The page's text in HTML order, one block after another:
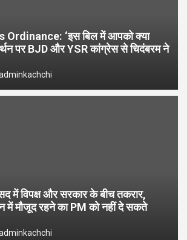
Ordinance: ‘इस बिल में आपको क्या
पर BJD और YSR कांग्रेस से चिदंबरम ने
में विपक्ष और सरकार के बीच तकरार,
मौजूद रहने का PM को नहीं दे सकते